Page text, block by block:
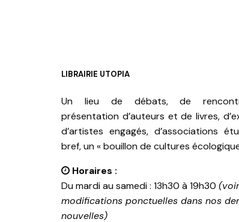
LIBRAIRIE UTOPIA
Un lieu de débats, de
présentation d’auteurs et de livres,
d’artistes engagés, d’associations
bref, un « bouillon de cultures
Horaires :
Du mardi au samedi : 13h30 à 19h30 (voir
modifications ponctuelles dans nos
nouvelles)